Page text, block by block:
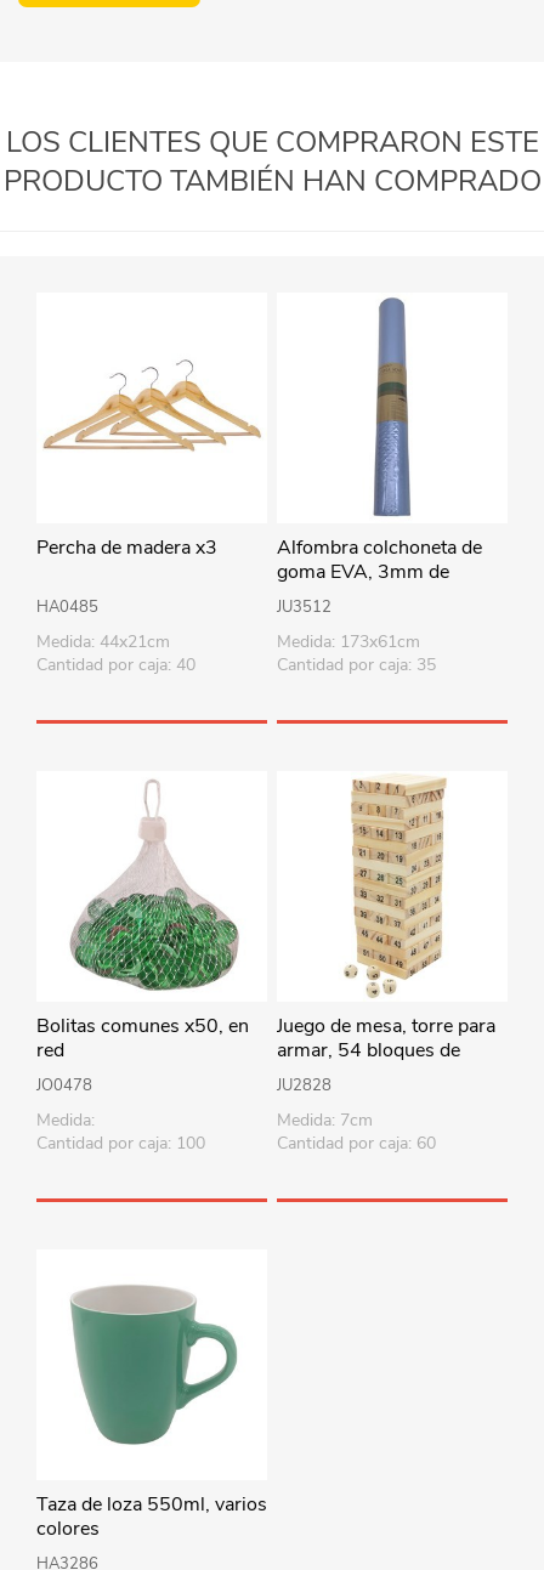
LOS CLIENTES QUE COMPRARON ESTE
PRODUCTO TAMBIÉN HAN COMPRADO
Percha de madera x3
HA0485
Medida: 44x21cm
Cantidad por caja: 40
Alfombra colchoneta de
goma EVA, 3mm de
espesor, para gimnasia y
yoga, varios colores
JU3512
Medida: 173x61cm
Cantidad por caja: 35
Bolitas comunes x50, en
red
JO0478
Medida:
Cantidad por caja: 100
Juego de mesa, torre para
armar, 54 bloques de
madera y 4 dados, en caja
JU2828
Medida: 7cm
Cantidad por caja: 60
Taza de loza 550ml, varios
colores
HA3286